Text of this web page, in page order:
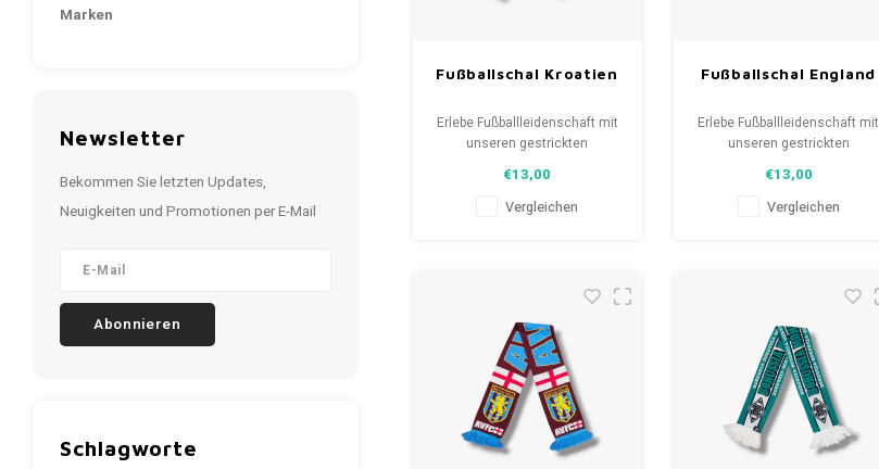
Marken
Newsletter
Bekommen Sie letzten Updates,
Neuigkeiten und Promotionen per E-Mail
Abonnieren
Schlagworte
Fußballschal Kroatien
Erlebe Fußballleidenschaft mit
unseren gestrickten
bis Spielernamen, jedes
erzählt eine Geschichte.
Deine Quelle für einzigartige
€13,00
Vergleichen
Fußballschal England
Erlebe Fußballleidenschaft mit
unseren gestrickten
bis Spielernamen, jedes
erzählt eine Geschichte.
Deine Quelle für einzigartige
€13,00
Vergleichen